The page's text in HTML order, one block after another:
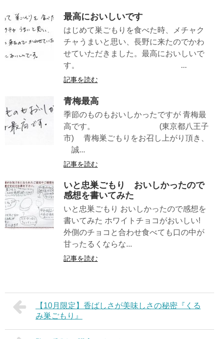
最高においしいです
はじめて巣ごもりを食べた時、メチャク
チャうまいと思い、長野に来たのでかわ
せていただきました。最高においしいで
す。 ...
記事を読む
青梅最高
季節のものもおいしかったですが 青梅最
高です。 (東京都八王子
市) 青梅巣ごもりをお召し上がり頂き、
誠...
記事を読む
いと忠巣ごもり おいしかったので
感想を書いてみた
いと忠巣ごもり おいしかったので感想を
書いてみた ホワイトチョコがおいしい!
外側のチョコと合わせ食べても口の中が
甘ったるくならな...
記事を読む
【10月限定】香ばしさが美味しさの秘密『くる
み巣ごもり』